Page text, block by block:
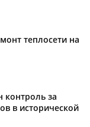
теплосети на
контроль за
в исторической